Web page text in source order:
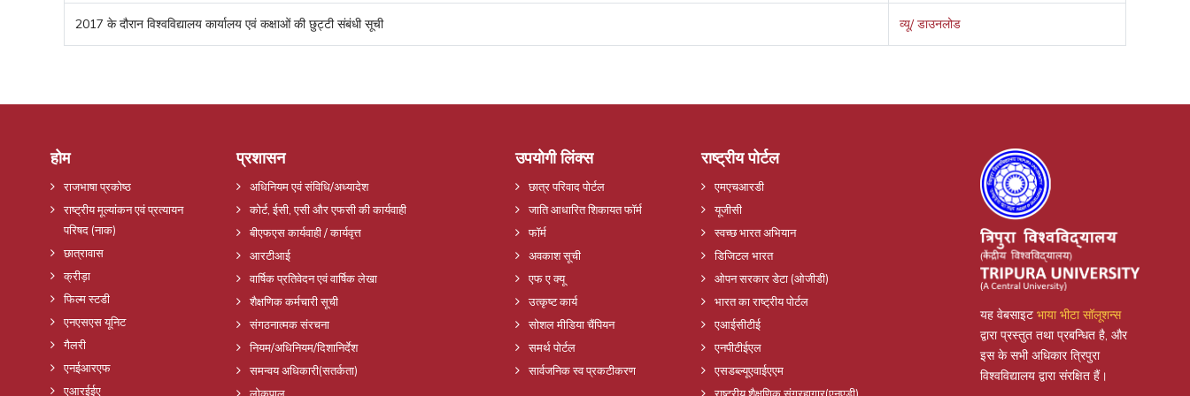
2017 के दौरान विश्वविद्यालय कार्यालय एवं कक्षाओं की छुट्टी संबंधी सूची व्यू/ डाउनलोड
होम
राजभाषा प्रकोष्ठ
राष्ट्रीय मूल्यांकन एवं प्रत्यायन
परिषद (नाक)
छात्रावास
क्रीड़ा
फिल्म स्टडी
एनएसएस यूनिट
गैलरी
एनईआरएफ
एआरईईए
प्रशासन
अधिनियम एवं संविधि/अध्यादेश
कोर्ट, ईसी, एसी और एफसी की कार्यवाही
बीएफएस कार्यवाही / कार्यवृत्त
आरटीआई
वार्षिक प्रतिवेदन एवं वार्षिक लेखा
शैक्षणिक कर्मचारी सूची
संगठनात्मक संरचना
नियम/अधिनियम/दिशानिर्देश
समन्वय अधिकारी(सतर्कता)
उपयोगी लिंक्स
छात्र परिवाद पोर्टल
जाति आधारित शिकायत फॉर्म
फॉर्म
अवकाश सूची
एफ ए क्यू
उत्कृष्ट कार्य
सोशल मीडिया चैंपियन
समर्थ पोर्टल
सार्वजनिक स्व प्रकटीकरण
राष्ट्रीय पोर्टल
एमएचआरडी
यूजीसी
स्वच्छ भारत अभियान
डिजिटल भारत
ओपन सरकार डेटा (ओजीडी)
भारत का राष्ट्रीय पोर्टल
एआईसीटीई
एनपीटीईएल
एसडब्ल्यूएवाईएएम
यह वेबसाइट भाया भीटा सॉलूशन्स
द्वारा प्रस्तुत तथा प्रबन्धित है, और
इस के सभी अधिकार त्रिपुरा
विश्वविद्यालय द्वारा संरक्षित हैं।